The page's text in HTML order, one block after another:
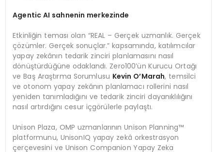
Agentic AI sahnenin merkezinde
Etkinliğin teması olan “REAL – Gerçek uzmanlık. Gerçek
çözümler. Gerçek sonuçlar.” kapsamında, katılımcılar
yapay zekânın tedarik zinciri planlamasını nasıl
dönüştürdüğüne odaklandı. Zero100’ün Kurucu Ortağı
ve Baş Araştırma Sorumlusu Kevin O’Marah, temsilci
ve otonom yapay zekânın planlamacı rollerini nasıl
yeniden tanımladığını ve tedarik zinciri dayanıklılığını
nasıl artırdığını cesur içgörülerle paylaştı.
Unison Plaza, OMP uzmanlarının Unison Planning™
platformunu, UnisonIQ yapay zekâ orkestrasyon
çerçevesini ve Unison Companion Yapay Zeka